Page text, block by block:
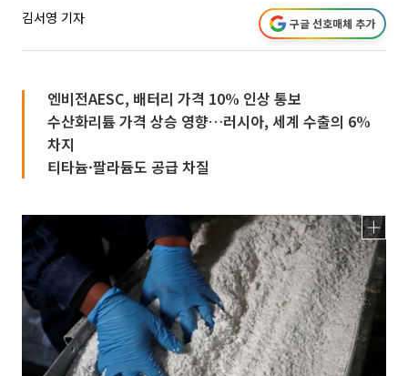
김서영 기자 구글 선호매체 추가
엔비전AESC, 배터리 가격 10% 인상 통보
수산화리튬 가격 상승 영향…러시아, 세계 수출의 6%
차지
티타늄·팔라듐도 공급 차질